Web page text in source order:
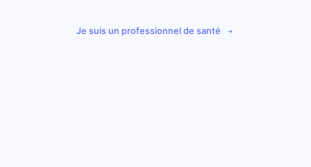
Je suis un professionnel de santé